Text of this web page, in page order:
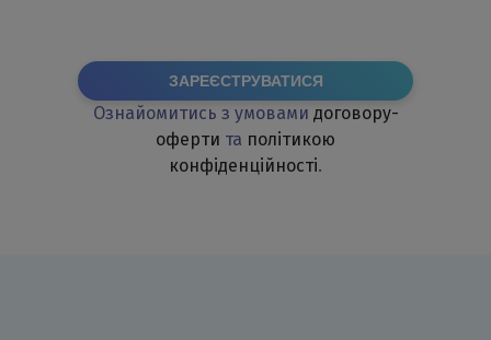
ЗАРЕЄСТРУВАТИСЯ
Ознайомитись з умовами договору-
оферти та політикою
конфіденційності.